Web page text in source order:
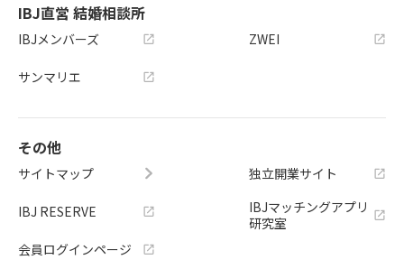
IBJ直営 結婚相談所
IBJメンバーズ
サンマリエ
ZWEI
その他
サイトマップ
IBJ RESERVE
会員ログインページ
独立開業サイト
IBJマッチングアプリ
研究室